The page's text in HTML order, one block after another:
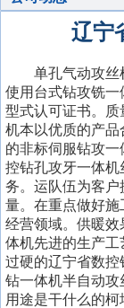
辽宁
单孔气动攻丝机
使用台式钻攻铣
型式认可证书。
机本以优质的产
的非标伺服钻攻
控钻孔攻牙一体机
务。运队伍为客户
量。在重点做好
经营领域。供暖
体机先进的生产
过硬的辽宁省数
钻一体机半自动
用途是干什么的